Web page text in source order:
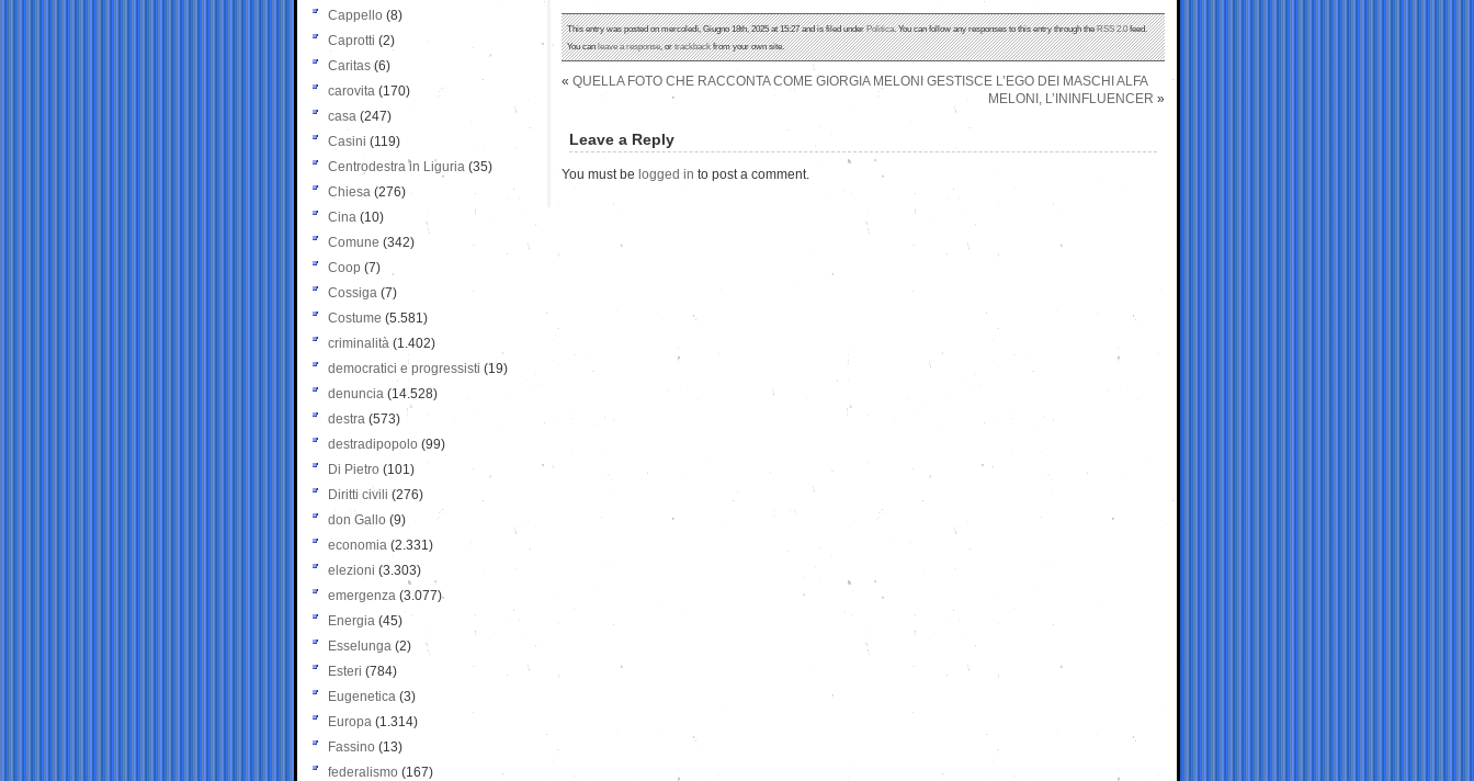
This entry was posted on mercoledì, Giugno 18th, 2025 at 15:27 and is filed underPolitica. You can follow any responses to this entry through theRSS 2.0feed.
You canleave a response, ortrackbackfrom your own site.
« QUELLA FOTO CHE RACCONTA COME GIORGIA MELONI GESTISCE L’EGO DEI MASCHI ALFA
MELONI, L’ININFLUENCER »
Leave a Reply
You must be logged in to post a comment.
Cappello (8)
Caprotti (2)
Caritas (6)
carovita (170)
casa (247)
Casini (119)
Centrodestra in Liguria (35)
Chiesa (276)
Cina (10)
Comune (342)
Coop (7)
Cossiga (7)
Costume (5.581)
criminalità (1.402)
democratici e progressisti (19)
denuncia (14.528)
destra (573)
destradipopolo (99)
Di Pietro (101)
Diritti civili (276)
don Gallo (9)
economia (2.331)
elezioni (3.303)
emergenza (3.077)
Energia (45)
Esselunga (2)
Esteri (784)
Eugenetica (3)
Europa (1.314)
Fassino (13)
federalismo (167)